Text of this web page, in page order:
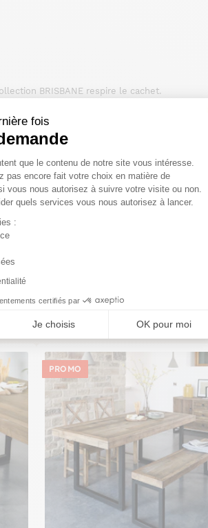
fois
Gestion du
que le contenu de notre site vous intéresse.
pas encore fait votre choix en matière de
vous nous autorisez à suivre votre visite ou non.
quels services vous nous autorisez à lancer.
:
certifiés par
Je choisis OK pour moi
BRISBANE respire le cachet.
et marques. L’usage du bois
et évite d’abattre de nouveaux
La
vintage ou encore campagne chic.
une atmosphère chaleureuse dans
meubles de la collection
pour votre espace
PROMO